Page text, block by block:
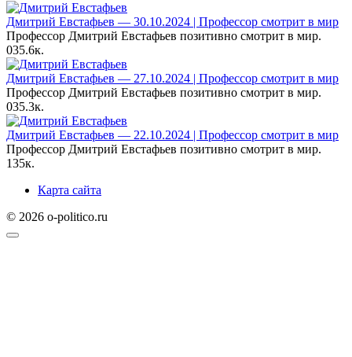
Дмитрий Евстафьев — 30.10.2024 | Профессор смотрит в мир
Профессор Дмитрий Евстафьев позитивно смотрит в мир.
035.6к.
Дмитрий Евстафьев — 27.10.2024 | Профессор смотрит в мир
Профессор Дмитрий Евстафьев позитивно смотрит в мир.
035.3к.
Дмитрий Евстафьев — 22.10.2024 | Профессор смотрит в мир
Профессор Дмитрий Евстафьев позитивно смотрит в мир.
135к.
Карта сайта
© 2026 o-politico.ru